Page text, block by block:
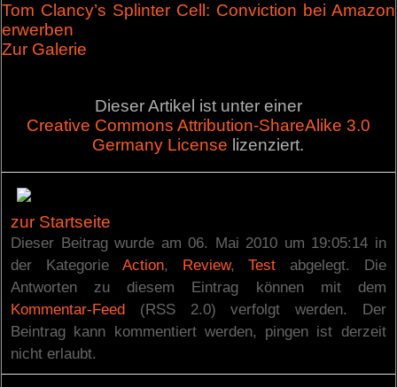
Tom Clancy’s Splinter Cell: Conviction bei Amazon
erwerben
Zur Galerie
Dieser Artikel ist unter einer
Creative Commons Attribution-ShareAlike 3.0
Germany License lizenziert.
zur Startseite
Dieser Beitrag wurde am 06. Mai 2010 um 19:05:14 in
der Kategorie Action, Review,Test abgelegt. Die
Antworten zu diesem Eintrag können mit dem
Kommentar-Feed (RSS 2.0) verfolgt werden. Der
Beintrag kann kommentiert werden, pingen ist derzeit
nicht erlaubt.